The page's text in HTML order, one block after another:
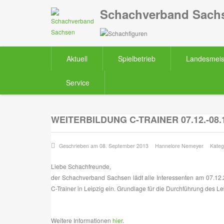
Schachverband
Aktuell Spielbetrieb
Service
WEITERBILDUNG C-TRAINER 07.12.-
Geschrieben am 08. September 2013 Hannelore Nemeyer
Liebe Schachfreunde,
der Schachverband Sachsen lädt alle Interessenten am
C-Trainer in Leipzig ein. Grundlage für die Durchführung des
Weitere Informationen hier.